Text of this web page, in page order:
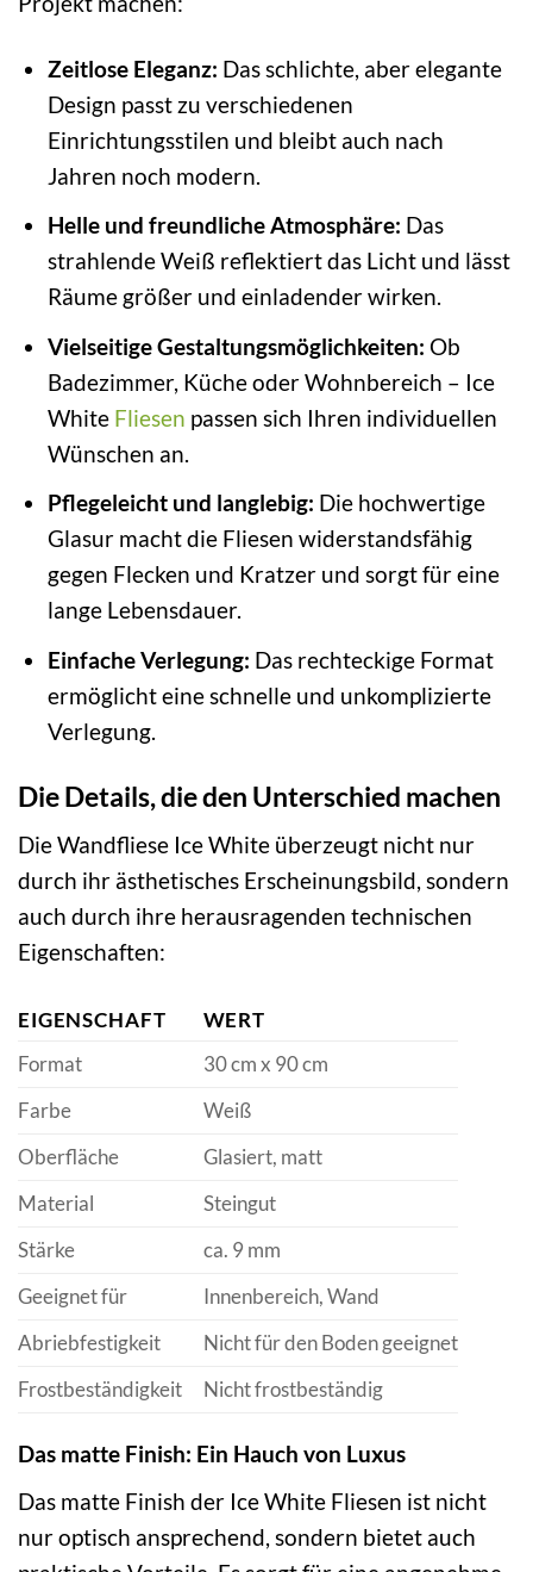
Zeitlose Eleganz: Das schlichte, aber elegante
Design passt zu verschiedenen
Einrichtungsstilen und bleibt auch nach
Jahren noch modern.
Helle und freundliche Atmosphäre: Das
strahlende Weiß reflektiert das Licht und lässt
Räume größer und einladender wirken.
Vielseitige Gestaltungsmöglichkeiten: Ob
Badezimmer, Küche oder Wohnbereich – Ice
White Fliesen passen sich Ihren individuellen
Wünschen an.
Pflegeleicht und langlebig: Die hochwertige
Glasur macht die Fliesen widerstandsfähig
gegen Flecken und Kratzer und sorgt für eine
lange Lebensdauer.
Einfache Verlegung: Das rechteckige Format
ermöglicht eine schnelle und unkomplizierte
Verlegung.
Die Details, die den Unterschied machen
Die Wandfliese Ice White überzeugt nicht nur
durch ihr ästhetisches Erscheinungsbild, sondern
auch durch ihre herausragenden technischen
Eigenschaften:
EIGENSCHAFT
WERT
Format
30 cm x 90 cm
Farbe
Weiß
Oberfläche
Glasiert, matt
Material
Steingut
Stärke
ca. 9 mm
Geeignet für
Innenbereich, Wand
Abriebfestigkeit
Nicht für den Boden geeignet
Frostbeständigkeit
Nicht frostbeständig
Das matte Finish: Ein Hauch von Luxus
Das matte Finish der Ice White Fliesen ist nicht
nur optisch ansprechend, sondern bietet auch